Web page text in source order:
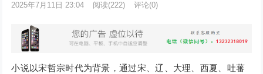
2025年7月11日 23:04 阅读(222) 评论(0)
小说以宋哲宗时代为背景，通过宋、辽、大理、西夏、吐蕃